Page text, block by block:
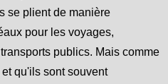
se plient de manière
pour les voyages,
publics. Mais comme
qu'ils sont souvent